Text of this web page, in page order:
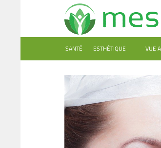
SANTÉ ESTHÉTIQUE VUE